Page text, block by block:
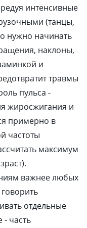
интенсивные
(танцы,
нужно начинать
наклоны,
и
травмы
пульса -
жиросжигания и
примерно в
частоты
максимум
важнее любых
отдельные
- часть